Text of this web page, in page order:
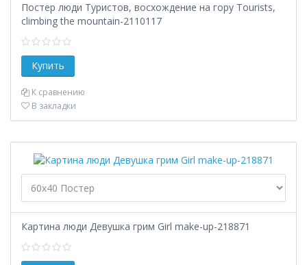
Постер люди Туристов, восхождение на гору Tourists,
climbing the mountain-2110117
К сравнению
В закладки
Картина люди Девушка грим Girl make-up-218871